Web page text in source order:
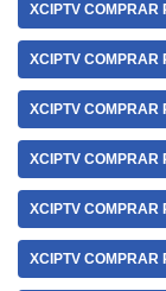
XCIPTV COMPRAR
XCIPTV COMPRAR
XCIPTV COMPRAR
XCIPTV COMPRAR
XCIPTV COMPRAR
XCIPTV COMPRAR